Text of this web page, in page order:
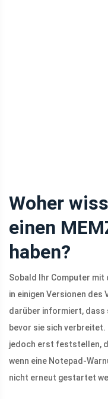
Woher
einen
haben?
Sobald Ihr Computer
in einigen Versionen des
darüber informiert, dass
bevor sie sich verbreitet.
jedoch erst feststellen,
wenn eine Notepad-
nicht erneut gestartet